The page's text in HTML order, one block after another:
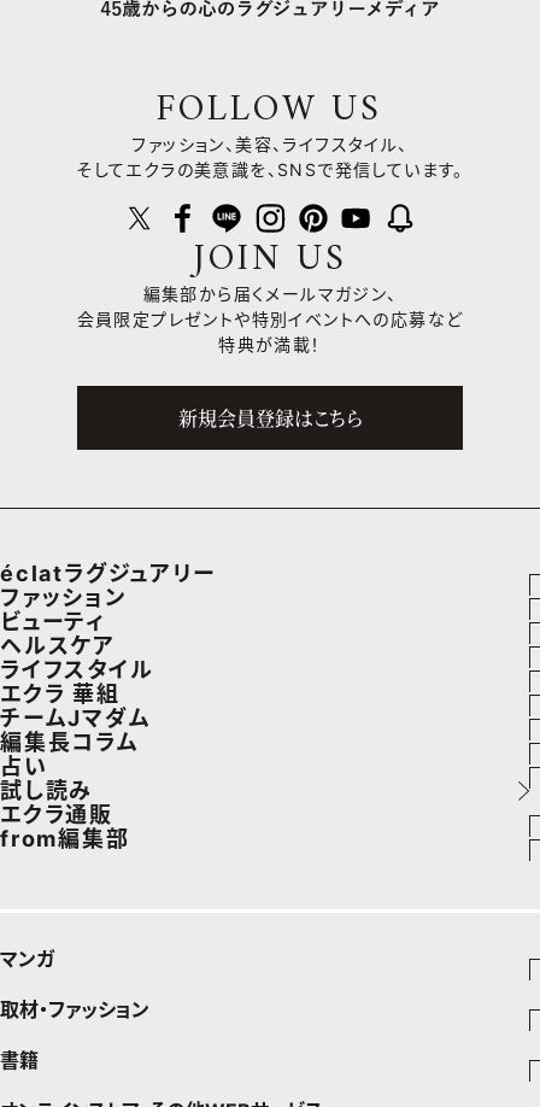
FOLLOW US
ファッション、美容、ライフスタイル、
そしてエクラの美意識を、SNSで発信しています。
JOIN US
編集部から届くメールマガジン、
会員限定プレゼントや特別イベントへの応募など
特典が満載！
新規会員登録はこちら
éclatラグジュアリー
ラグジュアリーTOPICS
NEOエグゼスタイル
ファッション
ファッションTOPICS
8月の毎日コーデ
50代なに着てる？
ファッション特集
ビューティ
ヘアスタイル・ヘアケア
エイジングケア
メイク
50代ベストコスメ
ヘルスケア
ヘルスケアTOPICS
更年期
ストレッチ・エクササイズ
ダイエット
ライフスタイル
車・家電
ゴルフ
住まい
旅行＆グルメ
エクラ 華組
エクラ 華組メンバー一覧
エクラ 華組ランキング
チームJマダム
ファッション
ビューティ
旅行
インテリア
料理
編集長コラム
あら、素敵☆ 手帖
占い
イヴルルド遙華の12星座占い
スペシャル占い
試し読み
エクラ通販
デジタルカタログ
from編集部
マンガ
少年マンガ
青年マンガ
取材・ファッション
ファッション・美容
Seventeen
書籍